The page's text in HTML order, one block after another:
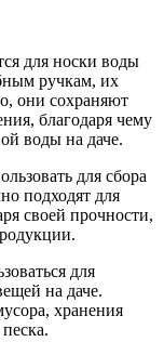
для носки воды
ручкам, их
они сохраняют
благодаря чему
воды на даче.
для сбора
подходят для
своей прочности,
для
на даче.
хранения